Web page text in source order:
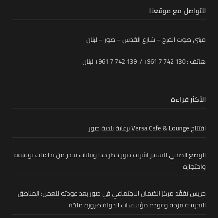
للتواصل مع موقعنا
مبنى صوت الفرح – شارع القدس – صور – لبنان
هاتف : 130 742 7 961+ / 139 742 7 961+ لبنان
الأكثر قراءة
افتتاح Versa Cafe & Lounge برعاية بلدية صور
الوضع الصحي للسفير اشرف دبور خطر جدا وبيانات تحذر من تداعيات توقيفه
واحتجازه
خريس تفقّد مركز الضمان الاجتماعي في صور بعد عودته للعمل: المناطق
التجريبية مزحة وعودة مؤسسات الدولة ضرورة ملحّة